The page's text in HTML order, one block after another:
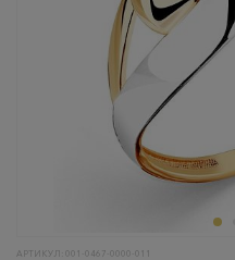
АРТИКУЛ: 001-0467-0000-011